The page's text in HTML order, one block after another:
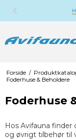
Forside /
Foderhuse & Beholdere
Foderhuse
Hos Avifauna
og øvrigt tilbehør til